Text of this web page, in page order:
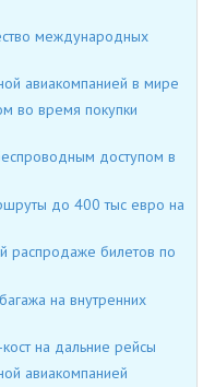
международных
авиакомпанией в мире
во время покупки
доступом в
до 400 тыс евро на
распродаже билетов по
на внутренних
на дальние рейсы
авиакомпанией